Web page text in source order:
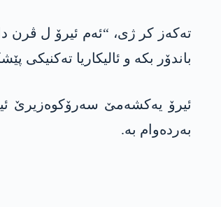
تەکەز کر ژی، “ئەم ئیرۆ ل ڤرن
باندۆر بکە و ئالیکاریا تەکنیکی
ئیرۆ یەکشەمێ سەرۆکوەزیرێ
بەردەوام بە.